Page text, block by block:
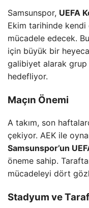
Samsunspor, UEFA
Ekim tarihinde kendi
mücadele edecek.
için büyük bir
galibiyet alarak grup
hedefliyor.
Maçın Önemi
A takım, son
çekiyor. AEK ile
Samsunspor’un
öneme sahip.
mücadeleyi dört
Stadyum ve